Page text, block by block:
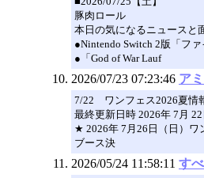
豚肉ロール
本日の気になるニュースと
●Nintendo Switch 2版「フ
●「God of War Lauf
2026/07/23 07:23:46 ア
7/22 ワンフェス2026夏
最終更新日時 2026年 7月
★ 2026年 7月26日（日）ワ
ブース決
2026/05/24 11:58:11 す